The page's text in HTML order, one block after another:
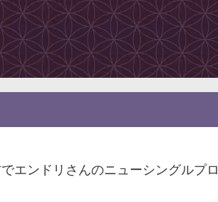
エンドリさんのニューシングルプロ